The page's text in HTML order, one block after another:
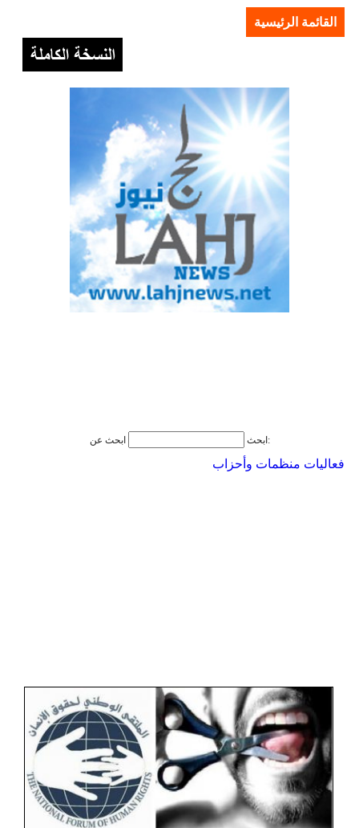
القائمة الرئيسية
ابحث ابحث عن:
فعاليات منظمات وأحزاب